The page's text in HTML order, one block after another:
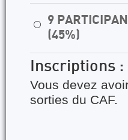
⚪
9
(45%)
Inscriptions :
Vous devez
sorties du CAF.